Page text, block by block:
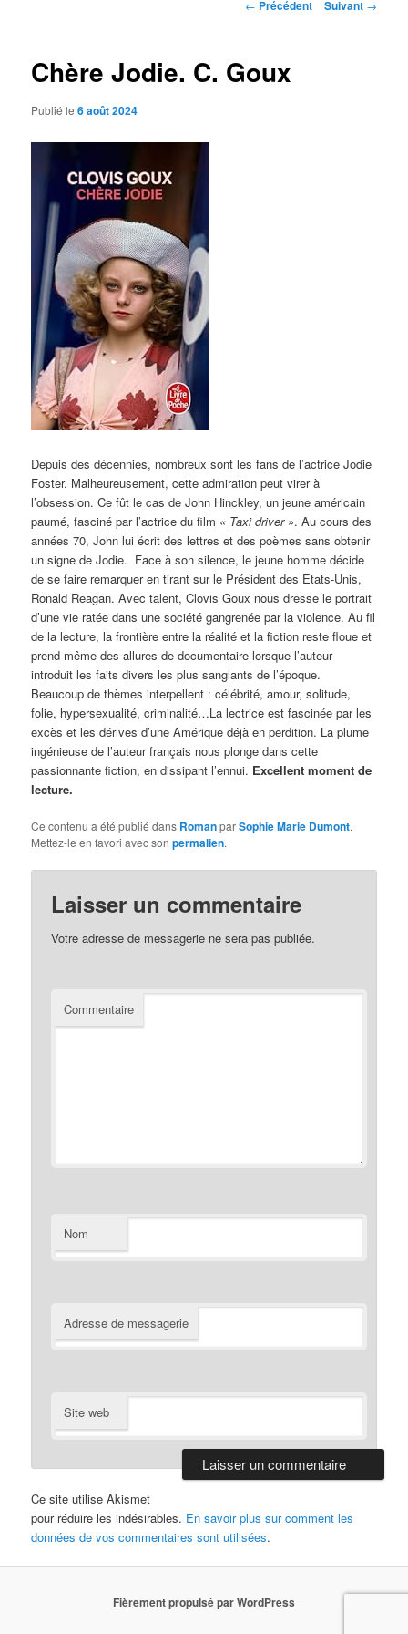
← Précédent Suivant →
Chère Jodie. C. Goux
Publié le6 août 2024
Depuis des décennies, nombreux sont les fans de l’actrice Jodie
Foster. Malheureusement, cette admiration peut virer à
l’obsession. Ce fût le cas de John Hinckley, un jeune américain
paumé, fasciné par l’actrice du film « Taxi driver ». Au cours des
années 70, John lui écrit des lettres et des poèmes sans obtenir
un signe de Jodie. Face à son silence, le jeune homme décide
de se faire remarquer en tirant sur le Président des Etats-Unis,
Ronald Reagan. Avec talent, Clovis Goux nous dresse le portrait
d’une vie ratée dans une société gangrenée par la violence. Au fil
de la lecture, la frontière entre la réalité et la fiction reste floue et
prend même des allures de documentaire lorsque l’auteur
introduit les faits divers les plus sanglants de l’époque.
Beaucoup de thèmes interpellent : célébrité, amour, solitude,
folie, hypersexualité, criminalité…La lectrice est fascinée par les
excès et les dérives d’une Amérique déjà en perdition. La plume
ingénieuse de l’auteur français nous plonge dans cette
passionnante fiction, en dissipant l’ennui. Excellent moment de
lecture.
Ce contenu a été publié dans RomanparSophie Marie Dumont.
Mettez-le en favori avec sonpermalien.
Laisser un commentaire
Votre adresse de messagerie ne sera pas publiée.
Commentaire
Nom
Adresse de messagerie
Site web
Ce site utilise Akismet
pour réduire les indésirables. En savoir plus sur comment les
données de vos commentaires sont utilisées.
Fièrement propulsé par WordPress